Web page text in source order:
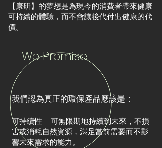
【康研】的夢想是為現今的消費者帶來健康
可持續的體驗，而不會讓後代付出健康的代
價。
We Promise
我們認為真正的環保產品應該是：
可持續性 – 可無限期地持續到未來，不損
害或消耗自然資源，滿足當前需要而不影
響未來需求的能力。